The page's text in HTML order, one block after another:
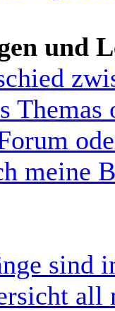
und
Themas
meine
sind
all